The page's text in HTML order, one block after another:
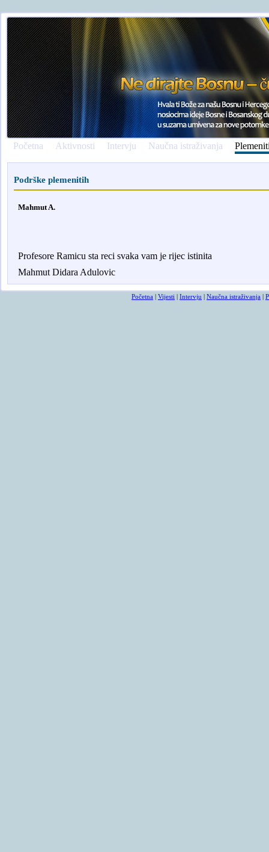
Početna Aktivnosti Intervju Naučna istraživanja
Podrške plemenitih
Mahmut A.
Profesore Ramicu sta reci svaka vam je rijec istinita
Mahmut Didara Adulovic
Početna Vijesti Intervju Naučna istraživanja